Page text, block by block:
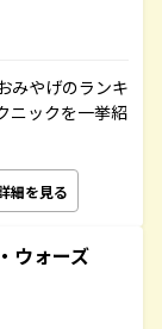
みやげのランキ
ニックを一挙紹
細を見る
ウォーズ